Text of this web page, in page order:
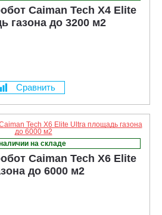
Caiman Tech X4 Elite
газона до 3200 м2
Сравнить
на складе
Caiman Tech X6 Elite
до 6000 м2